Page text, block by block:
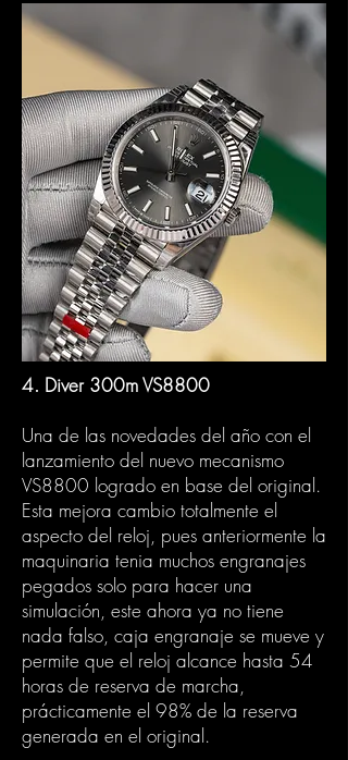
4. Diver 300m VS8800
Una de las novedades del año con el
lanzamiento del nuevo mecanismo
VS8800 logrado en base del original.
Esta mejora cambio totalmente el
aspecto del reloj, pues anteriormente la
maquinaria tenia muchos engranajes
pegados solo para hacer una
simulación, este ahora ya no tiene
nada falso, caja engranaje se mueve y
permite que el reloj alcance hasta 54
horas de reserva de marcha,
prácticamente el 98% de la reserva
generada en el original.